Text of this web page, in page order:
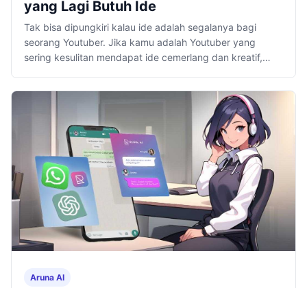
yang Lagi Butuh Ide
Tak bisa dipungkiri kalau ide adalah segalanya bagi
seorang Youtuber. Jika kamu adalah Youtuber yang
sering kesulitan mendapat ide cemerlang dan kreatif,
Aruna AI